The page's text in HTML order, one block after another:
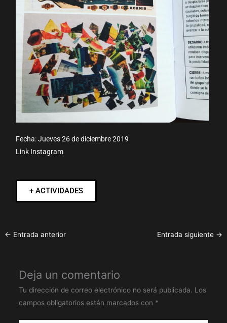
Fecha:Jueves 26 de diciembre 2019
Link Instagram
+ ACTIVIDADES
← Entrada anterior Entrada siguiente →
Deja un comentario
Tu dirección de correo electrónico no será publicada. Los
campos obligatorios están marcados con *